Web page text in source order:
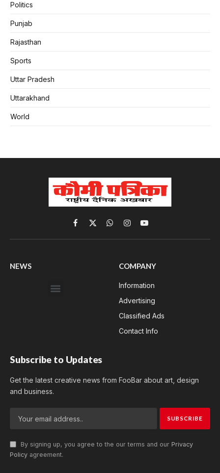
Politics
Punjab
Rajasthan
Sports
Uttar Pradesh
Uttarakhand
World
Facebook
X
(Twitter)
WhatsApp
InstagramYouTube
NEWS COMPANY
Information
Advertising
Classified Ads
Contact Info
Subscribe to Updates
Get the latest creative news from FooBar about art, design
and business.
By signing up, you agree to the our terms and our Privacy
Policy agreement.